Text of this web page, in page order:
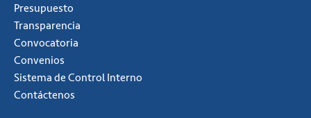
Presupuesto
Transparencia
Convocatoria
Convenios
Sistema de Control Interno
Contáctenos